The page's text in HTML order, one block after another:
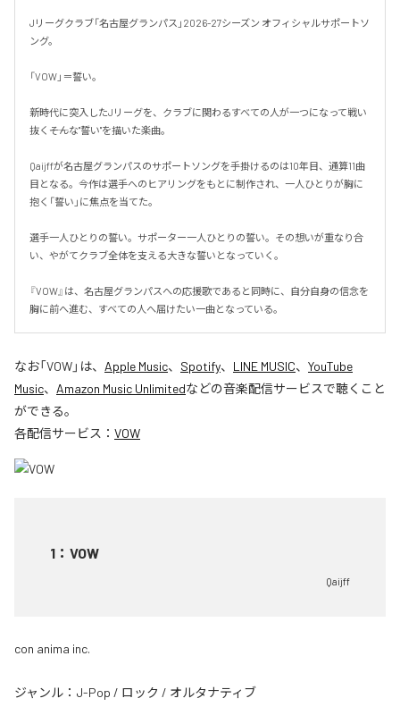
Jリーグクラブ「名古屋グランパス」2026-27シーズン オフィシャルサポートソ
ング。
「VOW」＝誓い。
新時代に突入したJリーグを、クラブに関わるすべての人が一つになって戦い
抜く――そんな"誓い"を描いた楽曲。
Qaijffが名古屋グランパスのサポートソングを手掛けるのは10年目、通算11曲
目となる。今作は選手へのヒアリングをもとに制作され、一人ひとりが胸に
抱く「誓い」に焦点を当てた。
選手一人ひとりの誓い。サポーター一人ひとりの誓い。その想いが重なり合
い、やがてクラブ全体を支える大きな誓いとなっていく。
『VOW』は、名古屋グランパスへの応援歌であると同時に、自分自身の信念を
胸に前へ進む、すべての人へ届けたい一曲となっている。
なお「VOW」は、 Apple Music、 Spotify、 LINE MUSIC、 YouTube
Music、 Amazon Music Unlimitedなどの音楽配信サービスで聴くこと
ができる。
各配信サービス： VOW
1 ： VOW
Qaijff
con anima inc.
ジャンル： J-Pop / ロック / オルタナティブ